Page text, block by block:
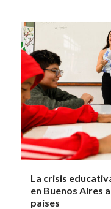
La crisis
en Buenos Aires
países